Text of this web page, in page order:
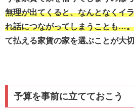
無理が出てくると、なんとなくイ
れ話につながってしまうことも…。
て払える家賃の家を選ぶことが大切
予算を事前に立てておこう